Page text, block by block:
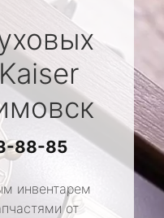
Kaiser
88-85
инвентарем
от